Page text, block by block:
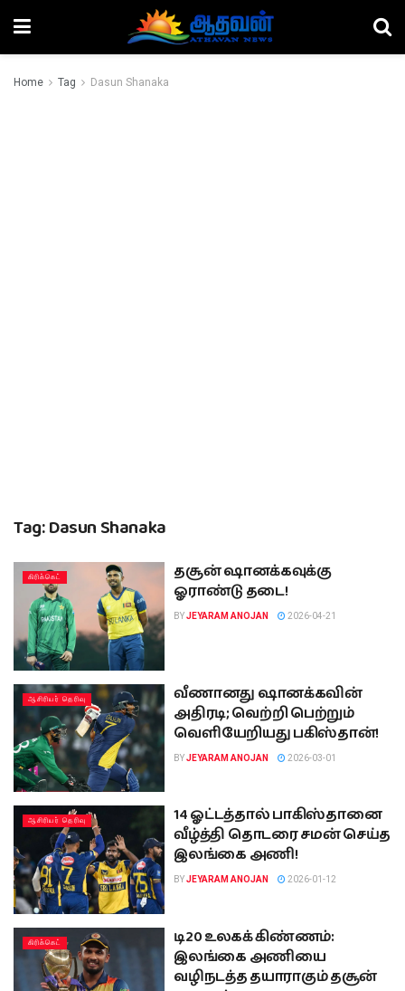
Home Tag Dasun Shanaka
Tag:Dasun Shanaka
கிரிக்கெட்
தசூன் ஷானக்கவுக்கு
ஓராண்டு தடை!
BYJEYARAM ANOJAN 2026-04-21
ஆசிரியர் தெரிவு
வீணானது ஷானக்கவின்
அதிரடி; வெற்றி பெற்றும்
வெளியேறியது பகிஸ்தான்!
BYJEYARAM ANOJAN 2026-03-01
ஆசிரியர் தெரிவு
14 ஓட்டத்தால் பாகிஸ்தானை
வீழ்த்தி தொடரை சமன் செய்த
இலங்கை அணி!
BYJEYARAM ANOJAN 2026-01-12
கிரிக்கெட்
டி20 உலகக் கிண்ணம்:
இலங்கை அணியை
வழிநடத்த தயாராகும் தசூன்